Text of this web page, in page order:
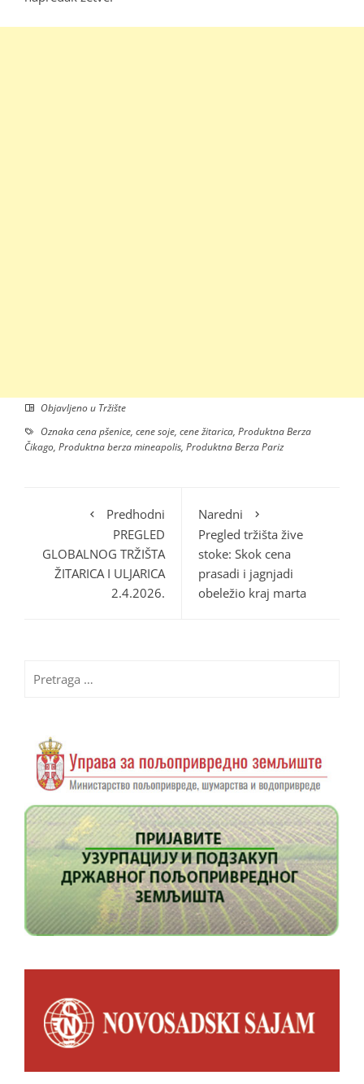
Objavljeno u Tržište
Oznakacena pšenice, cene soje, cene žitarica, Produktna Berza
Čikago, Produktna berza mineapolis, Produktna Berza Pariz
Predhodni
PREGLED
GLOBALNOG TRŽIŠTA
ŽITARICA I ULJARICA
2.4.2026.
Naredni
Pregled tržišta žive
stoke: Skok cena
prasadi i jagnjadi
obeležio kraj marta
za: